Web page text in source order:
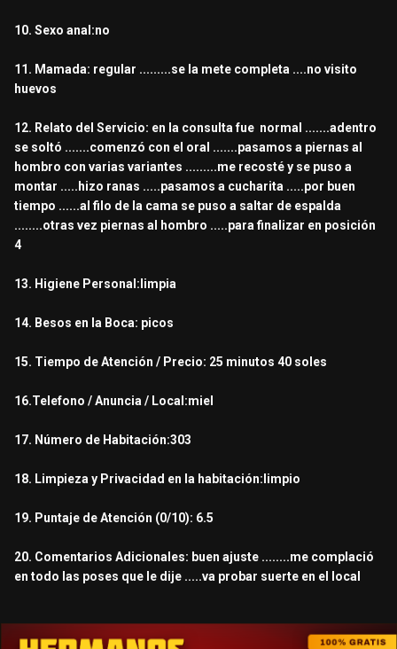
10. Sexo anal:no
11. Mamada: regular .........se la mete completa ....no visito
huevos
12. Relato del Servicio: en la consulta fue normal .......adentro
se soltó .......comenzó con el oral .......pasamos a piernas al
hombro con varias variantes .........me recosté y se puso a
montar .....hizo ranas .....pasamos a cucharita .....por buen
tiempo ......al filo de la cama se puso a saltar de espalda
........otras vez piernas al hombro .....para finalizar en posición
4
13. Higiene Personal:limpia
14. Besos en la Boca: picos
15. Tiempo de Atención / Precio: 25 minutos 40 soles
16.Telefono / Anuncia / Local:miel
17. Número de Habitación:303
18. Limpieza y Privacidad en la habitación:limpio
19. Puntaje de Atención (0/10): 6.5
20. Comentarios Adicionales: buen ajuste ........me complació
en todo las poses que le dije .....va probar suerte en el local